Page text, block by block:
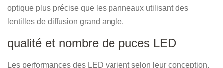
optique plus précise que les panneaux utilisant des
lentilles de diffusion grand angle.
qualité et nombre de puces LED
Les performances des LED varient selon leur conception.